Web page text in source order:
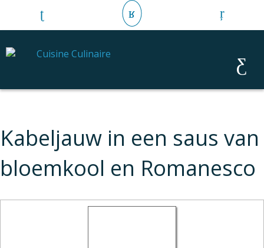
Kabeljauw in een saus van
bloemkool en Romanesco